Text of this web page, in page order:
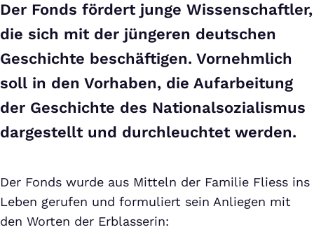
Der Fonds fördert junge Wissenschaftler,
die sich mit der jüngeren deutschen
Geschichte beschäftigen. Vornehmlich
soll in den Vorhaben, die Aufarbeitung
der Geschichte des Nationalsozialismus
dargestellt und durchleuchtet werden.
Der Fonds wurde aus Mitteln der Familie Fliess ins
Leben gerufen und formuliert sein Anliegen mit
den Worten der Erblasserin: